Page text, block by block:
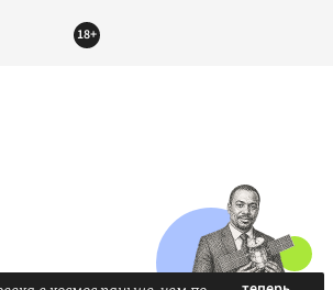
18+